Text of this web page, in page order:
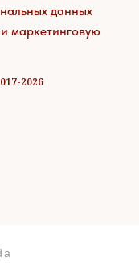
данных
маркетинговую
2026